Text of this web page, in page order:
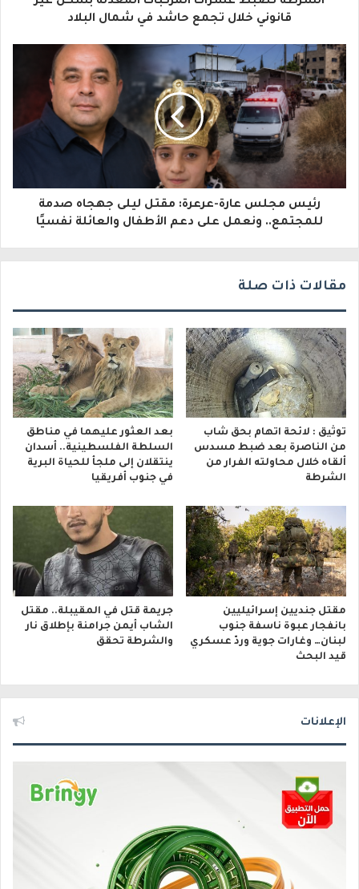
إ
ل
ك
ت
ر
و
قانوني خلال تجمع حاشد في شمال البلاد
رئيس مجلس عارة-عرعرة: مقتل ليلى جهجاه صدمة
للمجتمع.. ونعمل على دعم الأطفال والعائلة نفسيًا
مقالات ذات صلة
توثيق : لائحة اتهام بحق شاب
من الناصرة بعد ضبط مسدس
ألقاه خلال محاولته الفرار من
الشرطة
بعد العثور عليهما في مناطق
السلطة الفلسطينية.. أسدان
ينتقلان إلى ملجأ للحياة البرية
في جنوب أفريقيا
مقتل جنديين إسرائيليين
بانفجار عبوة ناسفة جنوب
لبنان… وغارات جوية وردّ عسكري
قيد البحث
جريمة قتل في المقيبلة.. مقتل
الشاب أيمن جرامنة بإطلاق نار
والشرطة تحقق
الإعلانات